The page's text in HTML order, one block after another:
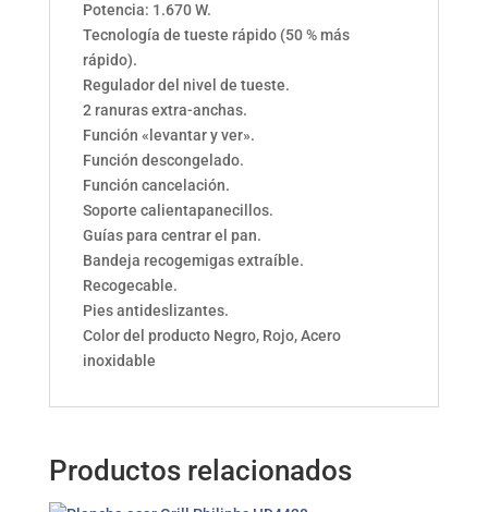
Potencia: 1.670 W.
Tecnología de tueste rápido (50 % más
rápido).
Regulador del nivel de tueste.
2 ranuras extra-anchas.
Función «levantar y ver».
Función descongelado.
Función cancelación.
Soporte calientapanecillos.
Guías para centrar el pan.
Bandeja recogemigas extraíble.
Recogecable.
Pies antideslizantes.
Color del producto Negro, Rojo, Acero
inoxidable
Productos relacionados